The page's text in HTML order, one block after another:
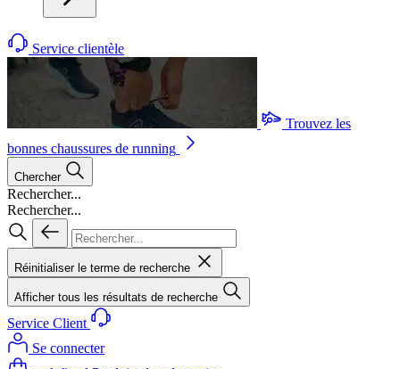
Service clientèle
Trouvez les
bonnes chaussures de running
Chercher
Rechercher...
Rechercher...
Réinitialiser le terme de recherche
Afficher tous les résultats de recherche
Service Client
Se connecter